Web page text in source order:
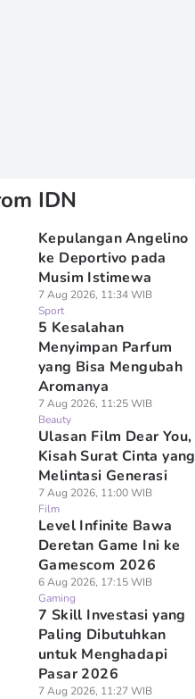
IDN
Kepulangan Angelino
ke Deportivo pada
Musim Istimewa
7 Aug 2026, 11:34 WIB
Sport
5 Kesalahan
Menyimpan Parfum
yang Bisa Mengubah
Aromanya
7 Aug 2026, 11:25 WIB
Beauty
Ulasan Film Dear You,
Kisah Surat Cinta yang
Melintasi Generasi
7 Aug 2026, 11:00 WIB
Film
Level Infinite Bawa
Deretan Game Ini ke
Gamescom 2026
6 Aug 2026, 17:15 WIB
Gaming
7 Skill Investasi yang
Paling Dibutuhkan
untuk Menghadapi
Pasar 2026
7 Aug 2026, 11:27 WIB